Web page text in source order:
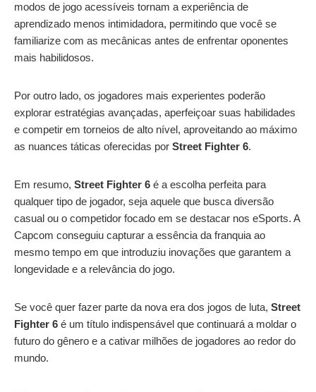
modos de jogo acessíveis tornam a experiência de
aprendizado menos intimidadora, permitindo que você se
familiarize com as mecânicas antes de enfrentar oponentes
mais habilidosos.
Por outro lado, os jogadores mais experientes poderão
explorar estratégias avançadas, aperfeiçoar suas habilidades
e competir em torneios de alto nível, aproveitando ao máximo
as nuances táticas oferecidas por Street Fighter 6.
Em resumo, Street Fighter 6 é a escolha perfeita para
qualquer tipo de jogador, seja aquele que busca diversão
casual ou o competidor focado em se destacar nos eSports. A
Capcom conseguiu capturar a essência da franquia ao
mesmo tempo em que introduziu inovações que garantem a
longevidade e a relevância do jogo.
Se você quer fazer parte da nova era dos jogos de luta, Street
Fighter 6 é um título indispensável que continuará a moldar o
futuro do gênero e a cativar milhões de jogadores ao redor do
mundo.